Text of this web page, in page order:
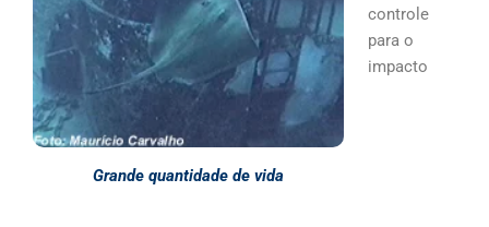
Grande quantidade de vida
controle
para o
impacto